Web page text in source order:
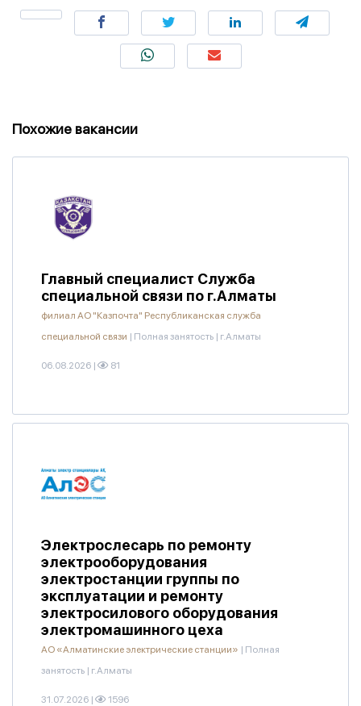
Похожие вакансии
Главный специалист Служба
специальной связи по г.Алматы
филиал АО "Казпочта" Республиканская служба
специальной связи | Полная занятость | г.Алматы
06.08.2026 | 81
Электрослесарь по ремонту
электрооборудования
электростанции группы по
эксплуатации и ремонту
электросилового оборудования
электромашинного цеха
АО «Алматинские электрические станции» | Полная
занятость | г.Алматы
31.07.2026 | 1596